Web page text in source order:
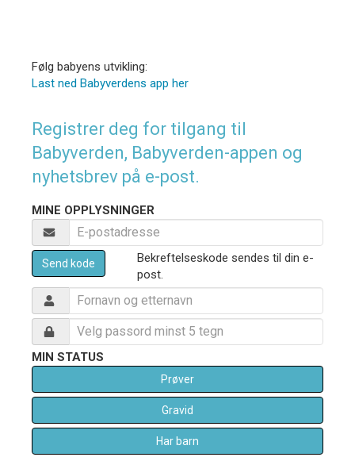
Følg babyens utvikling:
Last ned Babyverdens app her
Registrer deg for tilgang til
Babyverden, Babyverden-appen og
nyhetsbrev på e-post.
MINE OPPLYSNINGER
Send kode
Bekreftelseskode sendes til din e-
post.
MIN STATUS
Prøver
Gravid
Har barn